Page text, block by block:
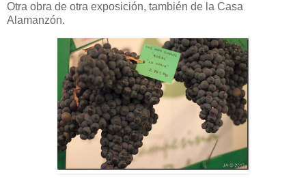
Otra obra de otra exposición, también de la Casa
Alamanzón.